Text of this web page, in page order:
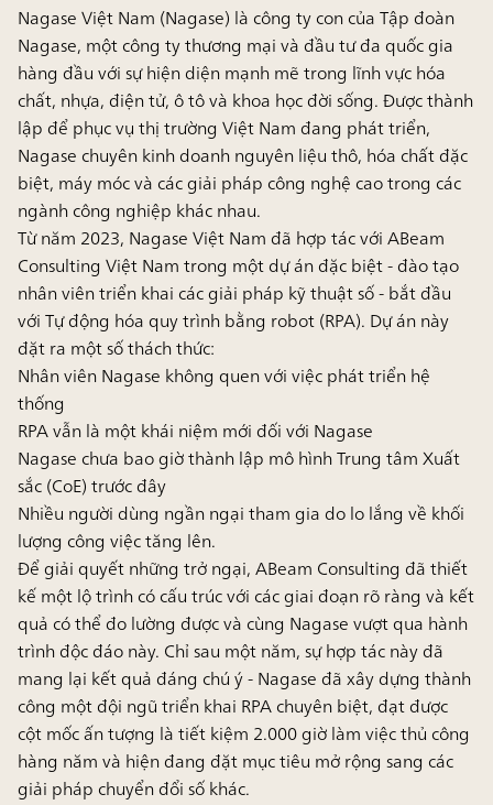
Nagase Việt Nam (Nagase) là công ty con của Tập đoàn
Nagase, một công ty thương mại và đầu tư đa quốc gia
hàng đầu với sự hiện diện mạnh mẽ trong lĩnh vực hóa
chất, nhựa, điện tử, ô tô và khoa học đời sống. Được thành
lập để phục vụ thị trường Việt Nam đang phát triển,
Nagase chuyên kinh doanh nguyên liệu thô, hóa chất đặc
biệt, máy móc và các giải pháp công nghệ cao trong các
ngành công nghiệp khác nhau.
Từ năm 2023, Nagase Việt Nam đã hợp tác với ABeam
Consulting Việt Nam trong một dự án đặc biệt - đào tạo
nhân viên triển khai các giải pháp kỹ thuật số - bắt đầu
với Tự động hóa quy trình bằng robot (RPA). Dự án này
đặt ra một số thách thức:
Nhân viên Nagase không quen với việc phát triển hệ
thống
RPA vẫn là một khái niệm mới đối với Nagase
Nagase chưa bao giờ thành lập mô hình Trung tâm Xuất
sắc (CoE) trước đây
Nhiều người dùng ngần ngại tham gia do lo lắng về khối
lượng công việc tăng lên.
Để giải quyết những trở ngại, ABeam Consulting đã thiết
kế một lộ trình có cấu trúc với các giai đoạn rõ ràng và kết
quả có thể đo lường được và cùng Nagase vượt qua hành
trình độc đáo này. Chỉ sau một năm, sự hợp tác này đã
mang lại kết quả đáng chú ý - Nagase đã xây dựng thành
công một đội ngũ triển khai RPA chuyên biệt, đạt được
cột mốc ấn tượng là tiếtkiệm 2.000 giờ làm việc thủ công
hàng năm và hiện đang đặt mục tiêu mở rộng sang các
giải pháp chuyển đổi số khác.